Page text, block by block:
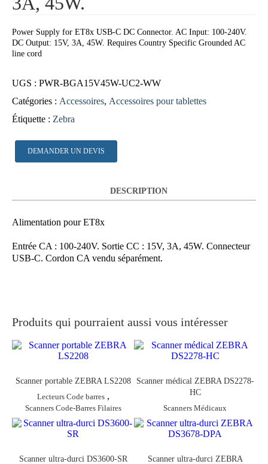
Power Supply for ET8x USB-C DC Connector. AC Input: 100-240V.
DC Output: 15V, 3A, 45W. Requires Country Specific Grounded AC
line cord
UGS : PWR-BGA15V45W-UC2-WW
Catégories : Accessoires, Accessoires pour tablettes
Étiquette : Zebra
DEMANDER UN DEVIS
DESCRIPTION
Alimentation pour ET8x
Entrée CA : 100-240V. Sortie CC : 15V, 3A, 45W. Connecteur
USB-C. Cordon CA vendu séparément.
Produits qui pourraient aussi vous intéresser
Scanner portable ZEBRA LS2208
Lecteurs Code barres,
Scanners Code-Barres Filaires
Scanner médical ZEBRA DS2278-
HC
Scanners Médicaux
Scanner ultra-durci DS3600-SR
Scanner ultra-durci ZEBRA